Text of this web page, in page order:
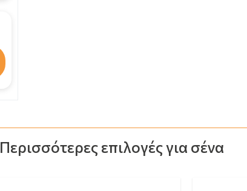
Περισσότερες επιλογές για σένα